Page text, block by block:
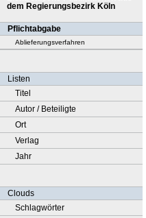
dem Regierungsbezirk Köln
Pflichtabgabe
Ablieferungsverfahren
Listen
Titel
Autor / Beteiligte
Ort
Verlag
Jahr
Clouds
Schlagwörter